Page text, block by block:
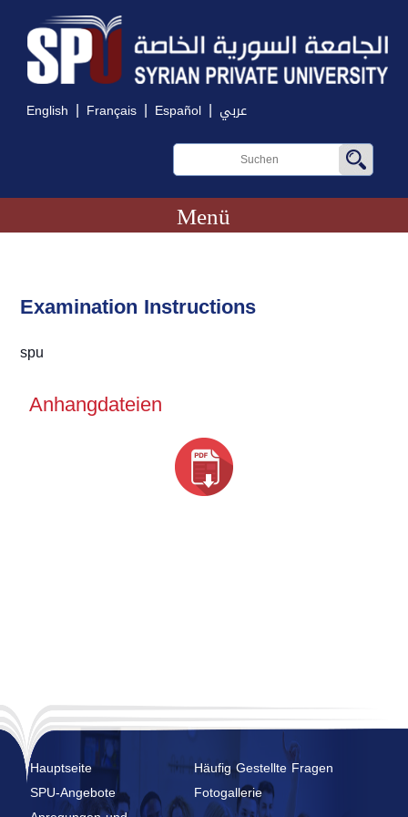
English | Français | Español | عربي
Menü
Examination Instructions
spu
Anhangdateien
Hauptseite
Häufig Gestellte Fragen
SPU-Angebote
Fotogallerie